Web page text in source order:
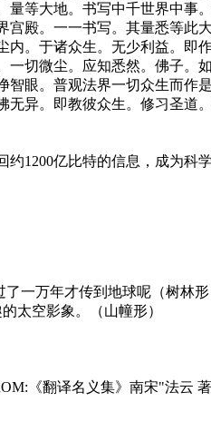
等大地。书写中千世界中事
殿。一一书写。其量悉等此
。于诸众生。无少利益。即
切微尘。应知悉然。佛子。
眼。普观法界一切众生而作
异。即教彼众生。修习圣道
1200亿比特的信息，成为科
一万年才传到地球呢（树林形
太空影象。（山幢形）
《翻译名义集》南宋"法云 著